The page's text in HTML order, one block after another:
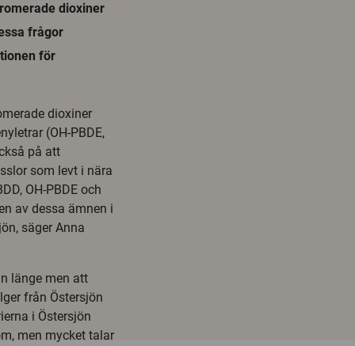
dioxiner
frågor
för
dioxiner
(OH-PBDE,
på att
som levt i nära
OH-PBDE och
av dessa ämnen i
säger Anna
länge men att
från Östersjön
i Östersjön
men mycket talar